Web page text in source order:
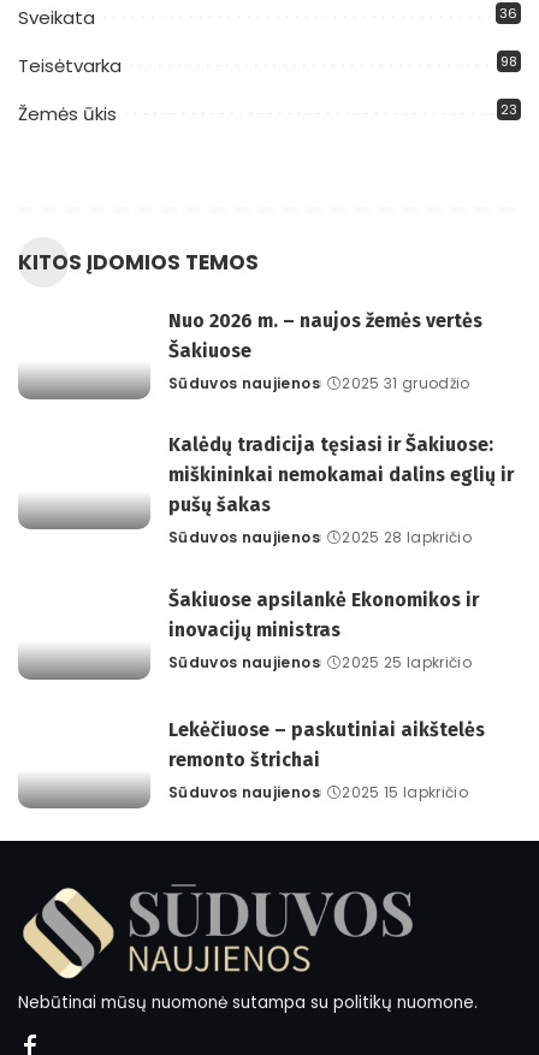
Sveikata 36
Teisėtvarka 98
Žemės ūkis 23
KITOS ĮDOMIOS TEMOS
Nuo 2026 m. – naujos žemės vertės
Šakiuose
Posted
Sūduvos naujienos 2025 31 gruodžio
Kalėdų tradicija tęsiasi ir Šakiuose:
miškininkai nemokamai dalins eglių ir
pušų šakas
Posted
Sūduvos naujienos 2025 28 lapkričio
Šakiuose apsilankė Ekonomikos ir
inovacijų ministras
Posted
Sūduvos naujienos 2025 25 lapkričio
Lekėčiuose – paskutiniai aikštelės
remonto štrichai
Posted
Sūduvos naujienos 2025 15 lapkričio
Nebūtinai mūsų nuomonė sutampa su politikų nuomone.